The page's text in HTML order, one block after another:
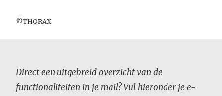
©THORAX
Direct een uitgebreid overzicht van de
functionaliteiten in je mail? Vul hieronder je e-